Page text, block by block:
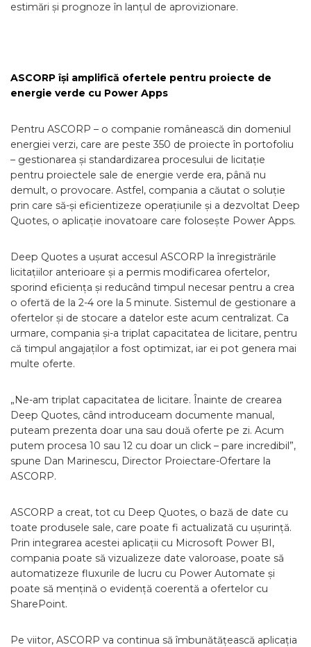
estimări și prognoze în lanțul de aprovizionare.
ASCORP își amplifică ofertele pentru proiecte de
energie verde cu Power Apps
Pentru ASCORP – o companie românească din domeniul
energiei verzi, care are peste 350 de proiecte în portofoliu
– gestionarea și standardizarea procesului de licitație
pentru proiectele sale de energie verde era, până nu
demult, o provocare. Astfel, compania a căutat o soluție
prin care să-și eficientizeze operațiunile și a dezvoltat Deep
Quotes, o aplicație inovatoare care folosește Power Apps.
Deep Quotes a ușurat accesul ASCORP la înregistrările
licitațiilor anterioare și a permis modificarea ofertelor,
sporind eficiența și reducând timpul necesar pentru a crea
o ofertă de la 2-4 ore la 5 minute. Sistemul de gestionare a
ofertelor și de stocare a datelor este acum centralizat. Ca
urmare, compania și-a triplat capacitatea de licitare, pentru
că timpul angajaților a fost optimizat, iar ei pot genera mai
multe oferte.
„Ne-am triplat capacitatea de licitare. Înainte de crearea
Deep Quotes, când introduceam documente manual,
puteam prezenta doar una sau două oferte pe zi. Acum
putem procesa 10 sau 12 cu doar un click – pare incredibil”,
spune Dan Marinescu, Director Proiectare-Ofertare la
ASCORP.
ASCORP a creat, tot cu Deep Quotes, o bază de date cu
toate produsele sale, care poate fi actualizată cu ușurință.
Prin integrarea acestei aplicații cu Microsoft Power BI,
compania poate să vizualizeze date valoroase, poate să
automatizeze fluxurile de lucru cu Power Automate și
poate să mențină o evidență coerentă a ofertelor cu
SharePoint.
Pe viitor, ASCORP va continua să îmbunătățească aplicația